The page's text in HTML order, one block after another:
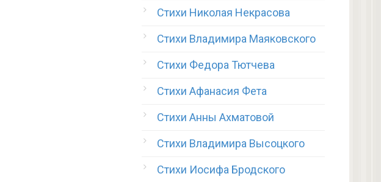
Стихи Николая Некрасова
Стихи Владимира Маяковского
Стихи Федора Тютчева
Стихи Афанасия Фета
Стихи Анны Ахматовой
Стихи Владимира Высоцкого
Стихи Иосифа Бродского